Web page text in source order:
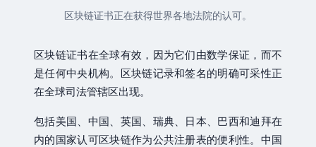
区块链证书正在获得世界各地法院的认可。
区块链证书在全球有效，因为它们由数学保证，而不
是任何中央机构。区块链记录和签名的明确可采性正
在全球司法管辖区出现。
包括美国、中国、英国、瑞典、日本、巴西和迪拜在
内的国家认可区块链作为公共注册表的便利性。中国